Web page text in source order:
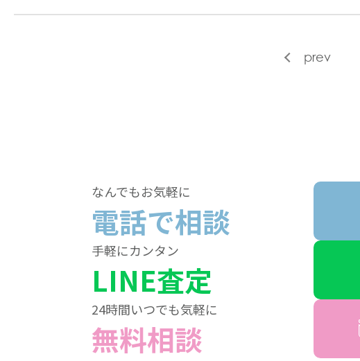
prev
なんでもお気軽に
電話で相談
手軽にカンタン
LINE査定
24時間いつでも気軽に
無料相談